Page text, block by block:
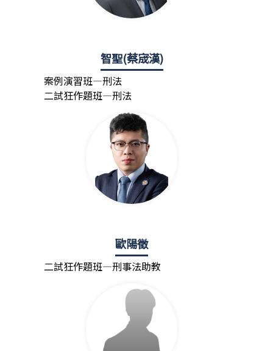
智聖(蔡宬漢)
案例演習班—刑法
二試狂作題班—刑法
歐陽徵
二試狂作題班—刑事法助教